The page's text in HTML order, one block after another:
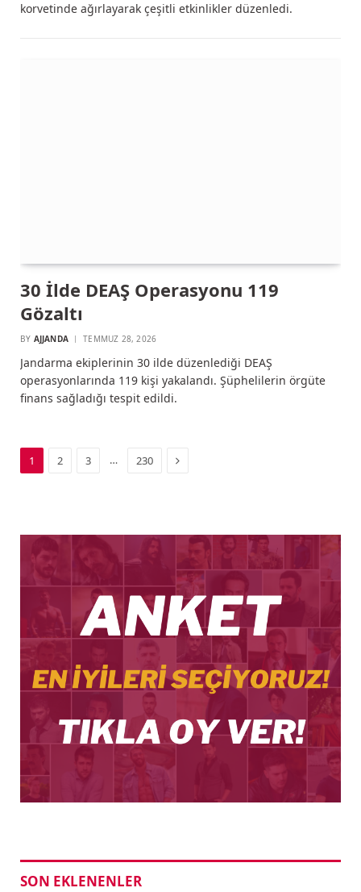
korvetinde ağırlayarak çeşitli etkinlikler düzenledi.
30 İlde DEAŞ Operasyonu 119
Gözaltı
BY AJJANDA TEMMUZ 28, 2026
Jandarma ekiplerinin 30 ilde düzenlediği DEAŞ
operasyonlarında 119 kişi yakalandı. Şüphelilerin örgüte
finans sağladığı tespit edildi.
1 2 3 … 230 Next
SON EKLENENLER